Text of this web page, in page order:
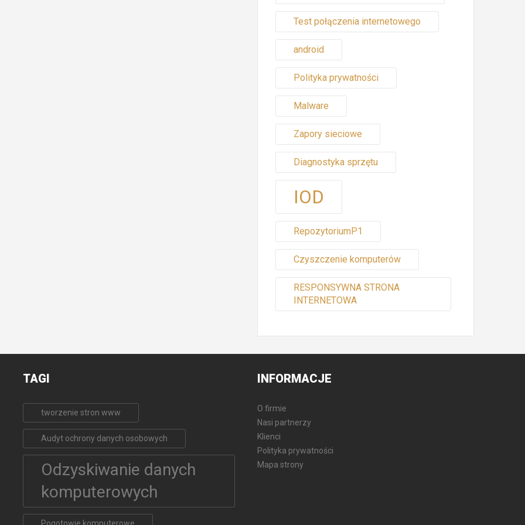
Test połączenia internetowego
android
Polityka prywatności
Malware
Zapory sieciowe
Diagnostyka sprzętu
IOD
RepozytoriumP1
Czyszczenie komputerów
RESPONSYWNA STRONA
INTERNETOWA
TAGI
tworzenie stron www
Audyt ochrony danych osobowych
Odzyskiwanie danych
komputerowych
INFORMACJE
O firmie
Nasi partnerzy
Klienci
Polityka prywatności
Mapa strony